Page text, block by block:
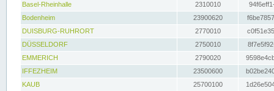
Basel-Rheinhalle
2310010
Bodenheim
23900620
DUISBURG-RUHRORT
2770010
DÜSSELDORF
2750010
EMMERICH
2790020
IFFEZHEIM
23500600
KAUB
25700100